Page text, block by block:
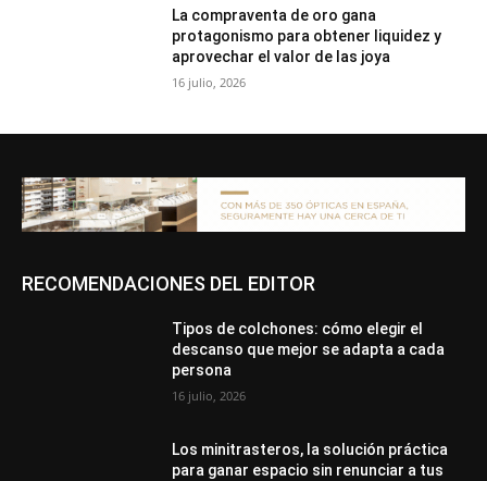
La compraventa de oro gana
protagonismo para obtener liquidez y
aprovechar el valor de las joya
16 julio, 2026
RECOMENDACIONES DEL EDITOR
Tipos de colchones: cómo elegir el
descanso que mejor se adapta a cada
persona
16 julio, 2026
Los minitrasteros, la solución práctica
para ganar espacio sin renunciar a tus